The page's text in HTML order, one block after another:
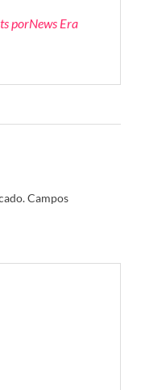
porNews Era
Campos